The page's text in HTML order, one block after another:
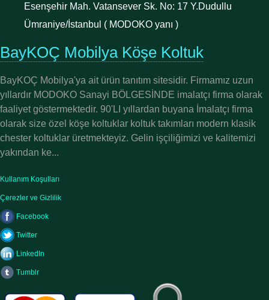
Esenşehir Mah. Vatansever Sk. No: 17 Y.Dudullu
Ümraniye/İstanbul ( MODOKO yanı )
BayKOÇ Mobilya Köşe Koltuk
BayKOÇ Mobilya'ya ait ürün tanıtım sitesidir. Firmamız uzun
yıllardır MODOKO Sanayi BÖLGESİNDE imalatçı firma olarak
faaliyet göstermektedir. 90'LI yıllardan buyana İmalatçı firma
olarak size özel köşe koltuklar koltuk takımları modern klasik
chester koltuklar üretmekteyiz. Gelin işçiliğimizi ve kalitemizi
yakından ke...
Kullanım Koşulları
Çerezler ve Gizlilik
Facebook
Twitter
LinkedIn
Tumblr